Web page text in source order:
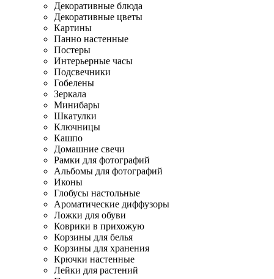
Декоративные блюда
Декоративные цветы
Картины
Панно настенные
Постеры
Интерьерные часы
Подсвечники
Гобелены
Зеркала
Минибары
Шкатулки
Ключницы
Кашпо
Домашние свечи
Рамки для фотографий
Альбомы для фотографий
Иконы
Глобусы настольные
Ароматические диффузоры
Ложки для обуви
Коврики в прихожую
Корзины для белья
Корзины для хранения
Крючки настенные
Лейки для растений